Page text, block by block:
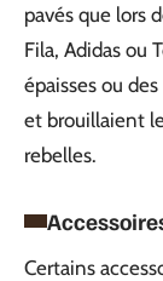
pavés que lors
Fila, Adidas ou
épaisses ou des
et brouillaient
rebelles.
Certains